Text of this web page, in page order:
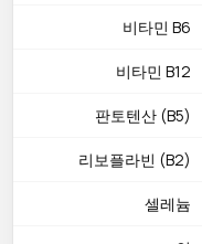
하면 촉촉함을 유지할 수
일한 방식으로 활용할 수
구이나 참기름 드레싱을
니다. 서양식으로는 로즈
슬라이스해 샌드위치 속
백질을 보충하는 방법도
비타민 B6
비타민 B12
판토텐산 (B5)
리보플라빈 (B2)
셀레늄